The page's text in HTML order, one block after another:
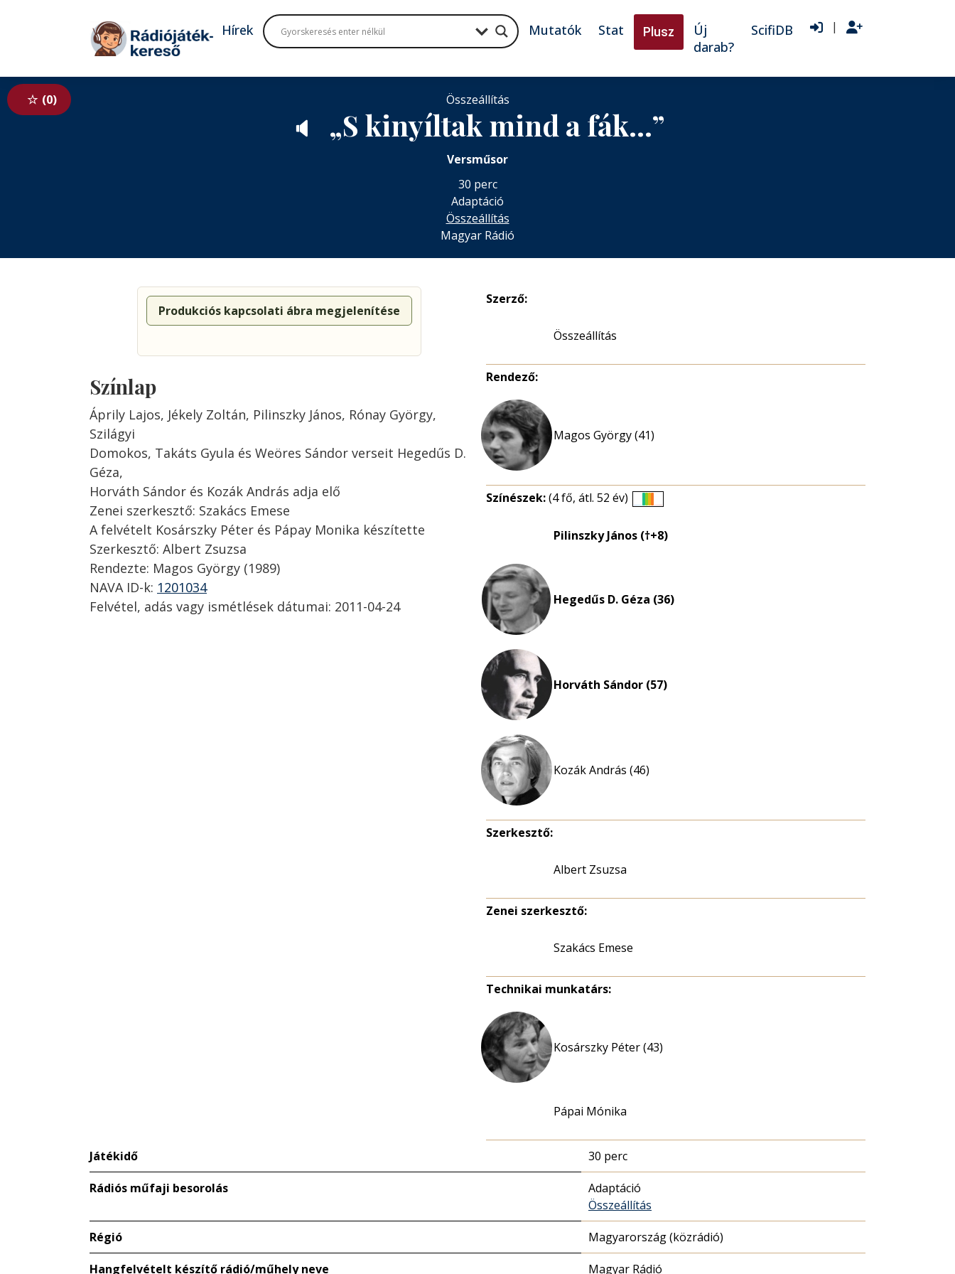
Tovább a tartalomhoz
Hírek Mutatók Stat Plusz
Új
darab?
ScifiDB |
0 Összeállítás
🔈 „S kinyíltak mind a fák…”
Versműsor
30 perc
Adaptáció
Összeállítás
Magyar Rádió
Produkciós kapcsolati ábra megjelenítése
Színlap
Áprily Lajos, Jékely Zoltán, Pilinszky János, Rónay György,
Szilágyi
Domokos, Takáts Gyula és Weöres Sándor verseit Hegedűs D.
Géza,
Horváth Sándor és Kozák András adja elő
Zenei szerkesztő: Szakács Emese
A felvételt Kosárszky Péter és Pápay Monika készítette
Szerkesztő: Albert Zsuzsa
Rendezte: Magos György (1989)
NAVA ID-k: 1201034
Felvétel, adás vagy ismétlések dátumai: 2011-04-24
Szerző:
Összeállítás
Rendező:
Magos György (41)
Színészek:(4 fő, átl. 52 év)
eloszlás
Pilinszky János (†+8)
Hegedűs D. Géza (36)
Horváth Sándor (57)
Kozák András (46)
Szerkesztő:
Albert Zsuzsa
Zenei szerkesztő:
Szakács Emese
Technikai munkatárs:
Kosárszky Péter (43)
Pápai Mónika
Játékidő 30 perc
Rádiós műfaji besorolás
Adaptáció
Összeállítás
Régió Magyarország (közrádió)
Hangfelvételt készítő rádió/műhely neve Magyar Rádió